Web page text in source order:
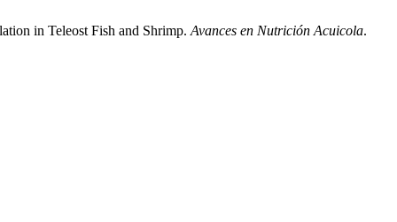
in Teleost Fish and Shrimp. Avances en Nutrición Acuicola.